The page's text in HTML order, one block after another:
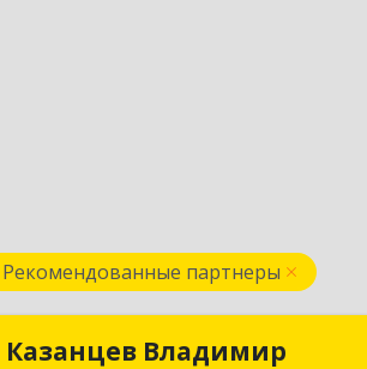
Рекомендованные партнеры
Казанцев Владимир
Казанцев Владимир